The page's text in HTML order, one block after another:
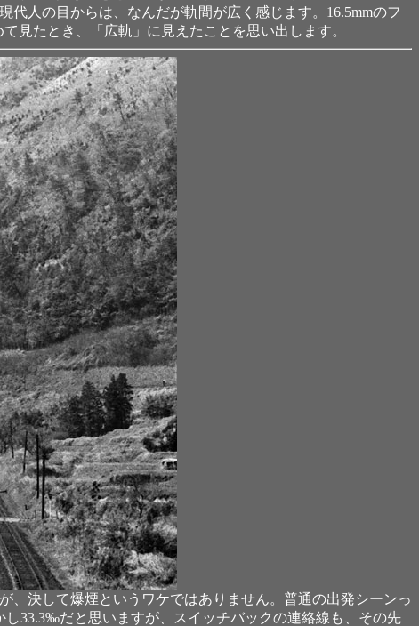
人の目からは、なんだが軌間が広く感じます。16.5mmのフ
見たとき、「広軌」に見えたことを思い出します。
、決して爆煙というワケではありません。普通の出発シーンっ
33.3‰だと思いますが、スイッチバックの連絡線も、その先